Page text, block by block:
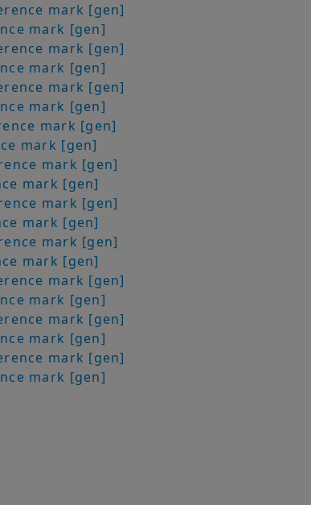
mark [gen]
mark [gen]
mark [gen]
mark [gen]
mark [gen]
mark [gen]
mark [gen]
mark [gen]
mark [gen]
mark [gen]
mark [gen]
mark [gen]
mark [gen]
mark [gen]
mark [gen]
mark [gen]
mark [gen]
mark [gen]
mark [gen]
mark [gen]